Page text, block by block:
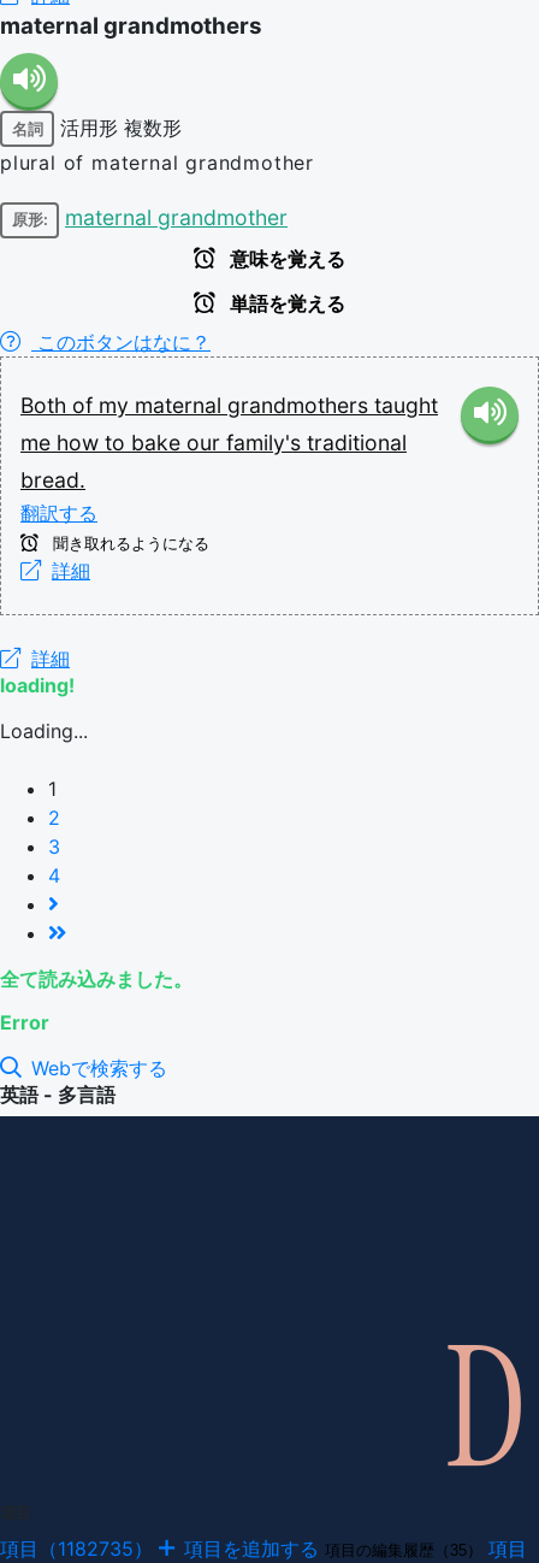
maternal grandmothers
名詞 活用形 複数形
plural of maternal grandmother
原形: maternal grandmother
意味を覚える
単語を覚える
このボタンはなに？
Both of my maternal grandmothers taught
me how to bake our family's traditional
bread.
翻訳する
聞き取れるようになる
詳細
詳細
loading!
Loading...
1
2
3
4
全て読み込みました。
Error
Webで検索する
英語 - 多言語
項目（1182735） 項目を追加する 項目の編集履歴（35）
項目